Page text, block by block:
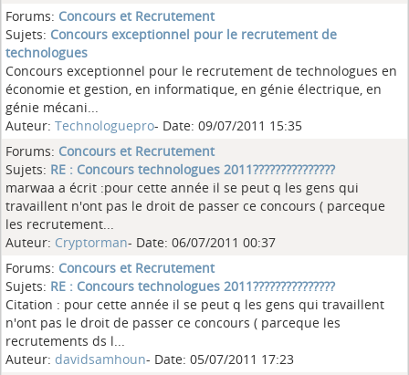
Forums: Concours et Recrutement
Sujets: Concours exceptionnel pour le recrutement de
technologues
Concours exceptionnel pour le recrutement de technologues en
économie et gestion, en informatique, en génie électrique, en
génie mécani...
Auteur: Technologuepro- Date: 09/07/2011 15:35
Forums: Concours et Recrutement
Sujets: RE : Concours technologues 2011???????????????
marwaa a écrit :pour cette année il se peut q les gens qui
travaillent n'ont pas le droit de passer ce concours ( parceque
les recrutement...
Auteur: Cryptorman- Date: 06/07/2011 00:37
Forums: Concours et Recrutement
Sujets: RE : Concours technologues 2011???????????????
Citation : pour cette année il se peut q les gens qui travaillent
n'ont pas le droit de passer ce concours ( parceque les
recrutements ds l...
Auteur: davidsamhoun- Date: 05/07/2011 17:23